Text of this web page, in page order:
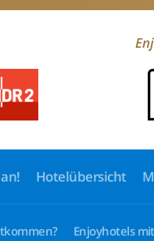
Hotelübersicht
Enjoyhotels